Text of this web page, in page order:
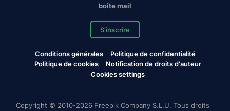
boîte mail
S'inscrire
Conditions générales
Politique de confidentialité
Politique de cookies
Notification de droits d'auteur
Cookies settings
Copyright © 2010-2026 Freepik Company S.L.U. Tous droits